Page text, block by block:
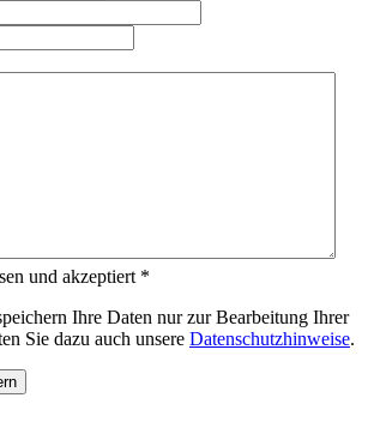
und akzeptiert *
Ihre Daten nur zur Bearbeitung Ihrer
Sie dazu auch unsere Datenschutzhinweise.